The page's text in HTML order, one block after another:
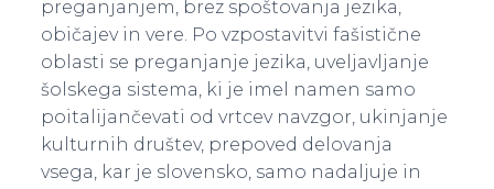
preganjanjem, brez spoštovanja jezika,
običajev in vere. Po vzpostavitvi fašistične
oblasti se preganjanje jezika, uveljavljanje
šolskega sistema, ki je imel namen samo
poitalijančevati od vrtcev navzgor, ukinjanje
kulturnih društev, prepoved delovanja
vsega, kar je slovensko, samo nadaljuje in